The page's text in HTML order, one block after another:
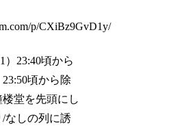
p/CXiBz9GvD1y/
）23:40頃から
頃から除
堂を先頭にし
なしの列に誘